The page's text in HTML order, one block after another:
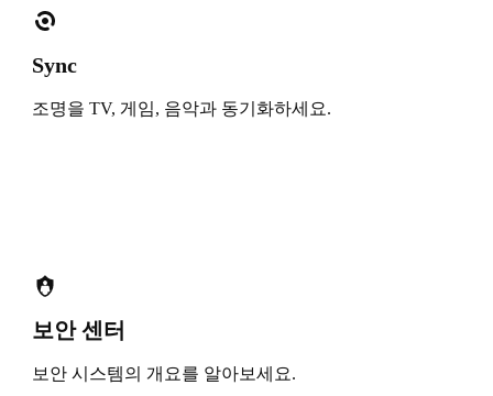
Sync
조명을 TV, 게임, 음악과 동기화하세요.
보안 센터
보안 시스템의 개요를 알아보세요.